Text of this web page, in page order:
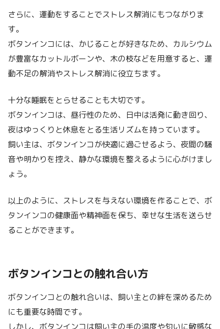
さらに、運動をすることでストレス解消にもつながりま
す。
ボタンインコには、かじることが好きなため、カルシウム
が豊富なカットルボーンや、木の枝などを用意すると、運
動不足の解消やストレス解消に役立ちます。
十分な睡眠をとらせることも大切です。
ボタンインコは、昼行性のため、日中は活発に動き回り、
夜はゆっくりと休息をとる生活リズムを持っています。
飼い主は、ボタンインコが快適に過ごせるよう、夜間の騒
音や明かりを控え、静かな環境を整えるように心がけまし
ょう。
以上のように、ストレスを与えない環境を作ることで、ボ
タンインコの健康面や精神面を保ち、幸せな生活を送らせ
ることができます。
ボタンインコとの触れ合い方
ボタンインコとの触れ合いは、飼い主との絆を深めるため
にも重要な時間です。
しかし、ボタンインコは飼い主の手の温度や匂いに敏感な